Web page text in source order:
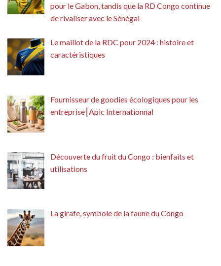
pour le Gabon, tandis que la RD Congo continue
de rivaliser avec le Sénégal
Le maillot de la RDC pour 2024 : histoire et
caractéristiques
Fournisseur de goodies écologiques pour les
entreprise⎮Apic Internationnal
Découverte du fruit du Congo : bienfaits et
utilisations
La girafe, symbole de la faune du Congo